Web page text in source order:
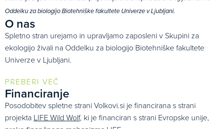
Oddelku za biologijo Biotehniške fakultete Univerze v Ljubljani.
O nas
Spletno stran urejamo in upravljamo zaposleni v Skupini za
ekologijo živali na Oddelku za biologijo Biotehniške fakultete
Univerze v Ljubljani.
PREBERI VEČ
Financiranje
Posodobitev spletne strani Volkovi.si je financirana s strani
projekta LIFE Wild Wolf, ki je financiran s strani Evropske unije,